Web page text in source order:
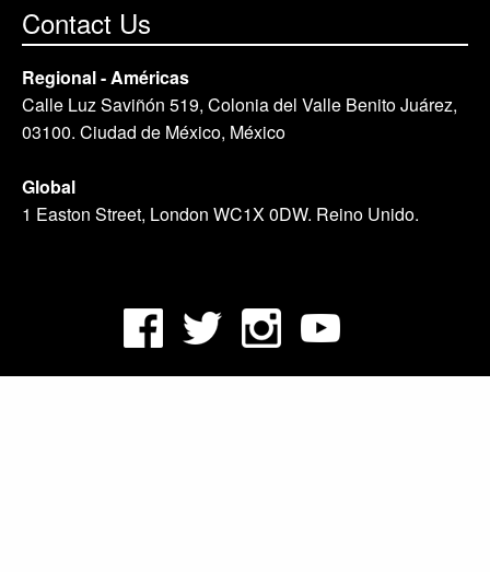
Contact Us
Regional - Américas
Calle Luz Saviñón 519, Colonia del Valle Benito Juárez,
03100. Ciudad de México, México
Global
1 Easton Street, London WC1X 0DW. Reino Unido.